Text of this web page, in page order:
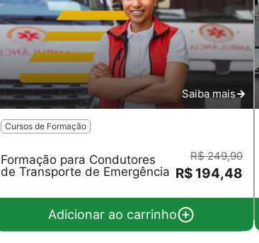
Saiba mais
Cursos de Formação
Formação para Condutores
de Transporte de Emergência
R$ 249,90
R$ 194,48
Adicionar ao carrinho